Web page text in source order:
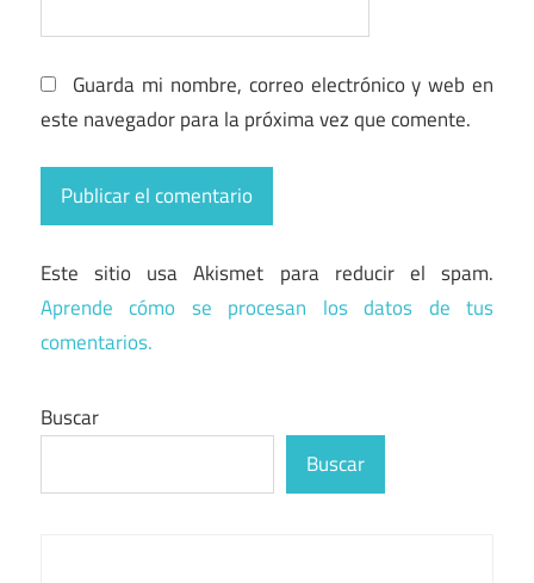
Guarda mi nombre, correo electrónico y web en
este navegador para la próxima vez que comente.
Este sitio usa Akismet para reducir el spam.
Aprende cómo se procesan los datos de tus
comentarios.
Buscar
Buscar